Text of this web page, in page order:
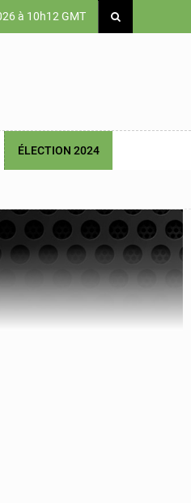
à 10h12 GMT
ÉLECTION 2024